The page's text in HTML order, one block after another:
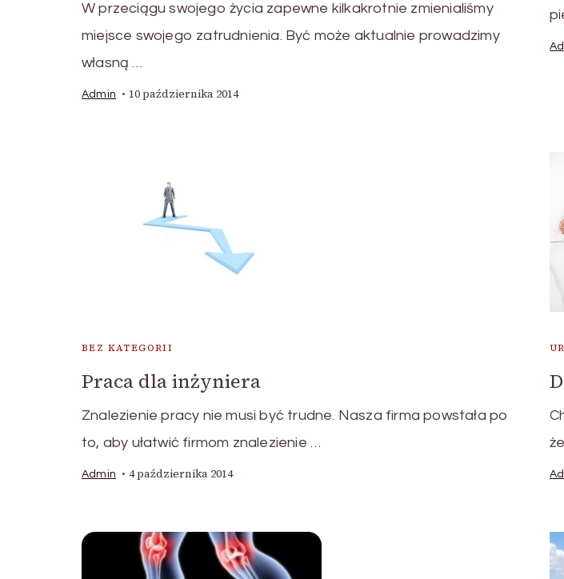
W przeciągu swojego życia zapewne kilkakrotnie zmienialiśmy
miejsce swojego zatrudnienia. Być może aktualnie prowadzimy
własną …
Admin 10 października 2014
BEZ KATEGORII
Praca dla inżyniera
Znalezienie pracy nie musi być trudne. Nasza firma powstała po
to, aby ułatwić firmom znalezienie …
Admin 4 października 2014